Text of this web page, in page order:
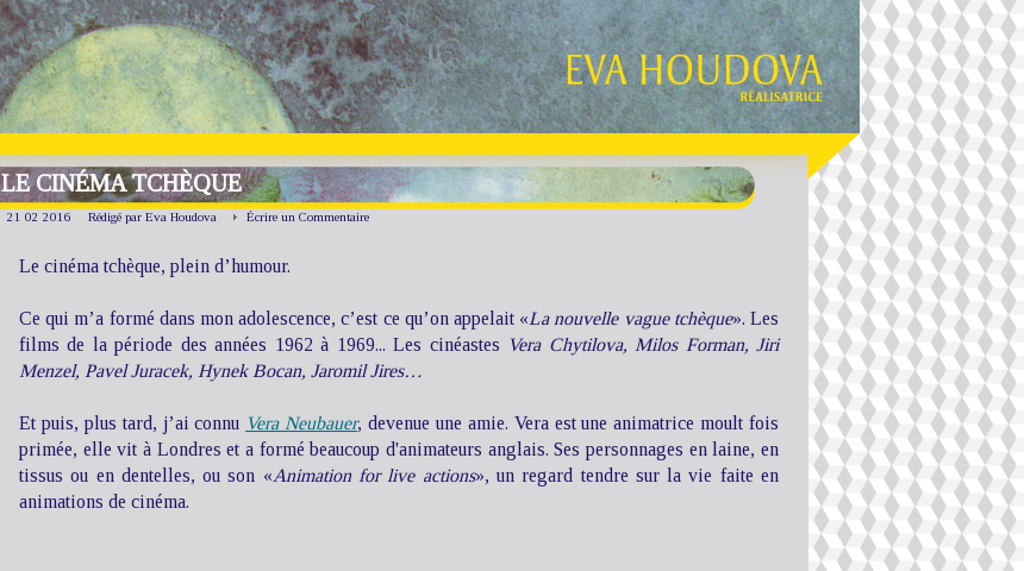
LE CINÉMA TCHÈQUE
21 02 2016 Rédigé par Eva Houdova Écrire un Commentaire
Le cinéma tchèque, plein d’humour.
Ce qui m’a formé dans mon adolescence, c’est ce qu’on appelait «La nouvelle vague tchèque». Les
films de la période des années 1962 à 1969... Les cinéastes Vera Chytilova, Milos Forman, Jiri
Menzel, Pavel Juracek, Hynek Bocan, Jaromil Jires…
Et puis, plus tard, j’ai connu Vera Neubauer, devenue une amie. Vera est une animatrice moult fois
primée, elle vit à Londres et a formé beaucoup d'animateurs anglais. Ses personnages en laine, en
tissus ou en dentelles, ou son «Animation for live actions», un regard tendre sur la vie faite en
animations de cinéma.